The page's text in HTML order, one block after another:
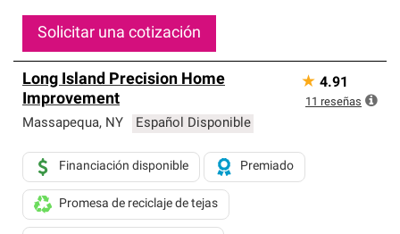
Solicitar una cotización
Long Island Precision Home
Improvement
Massapequa, NY Español Disponible
Financiación disponible Premiado
Promesa de reciclaje de tejas
★ 4.91
11 reseñas